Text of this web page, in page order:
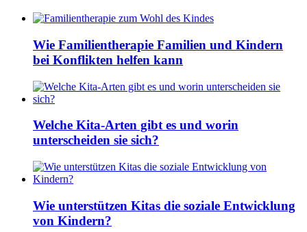
Wie Familientherapie Familien und Kindern
bei Konflikten helfen kann
Welche Kita-Arten gibt es und worin
unterscheiden sie sich?
Wie unterstützen Kitas die soziale Entwicklung
von Kindern?